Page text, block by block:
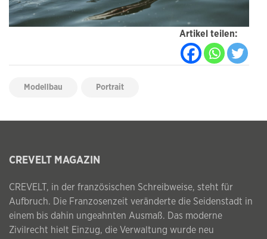
Artikel teilen:
Modellbau Portrait
CREVELT MAGAZIN
CREVELT, in der französischen Schreibweise, steht für
Aufbruch. Die Franzosenzeit veränderte die Seidenstadt in
einem bis dahin ungeahnten Ausmaß. Das moderne
Zivilrecht hielt Einzug, die Verwaltung wurde neu